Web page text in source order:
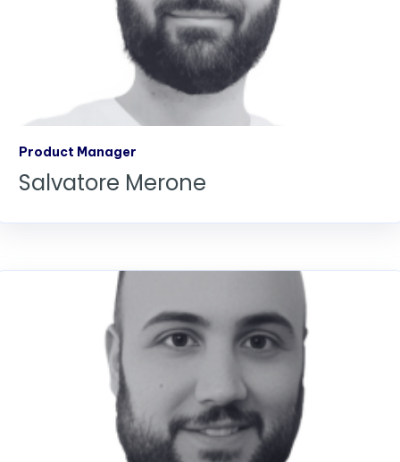
Product Manager
Salvatore Merone